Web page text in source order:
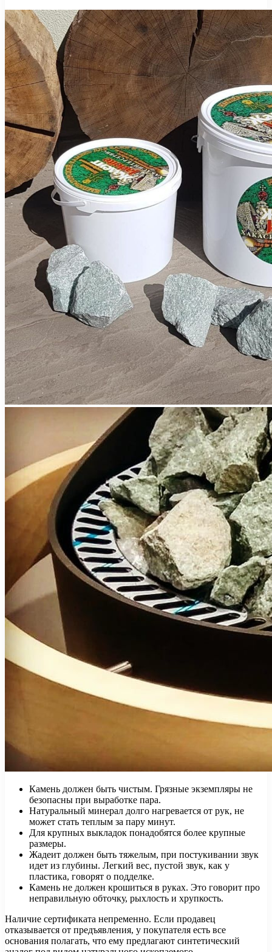
Камень должен быть чистым. Грязные экземпляры не
безопасны при выработке пара.
Натуральный минерал долго нагревается от рук, не
может стать теплым за пару минут.
Для крупных выкладок понадобятся более крупные
размеры.
Жадеит должен быть тяжелым, при постукивании звук
идет из глубины. Легкий вес, пустой звук, как у
пластика, говорят о подделке.
Камень не должен крошиться в руках. Это говорит про
неправильную обточку, рыхлость и хрупкость.
Наличие сертификата непременно. Если продавец
отказывается от предъявления, у покупателя есть все
основания полагать, что ему предлагают синтетический